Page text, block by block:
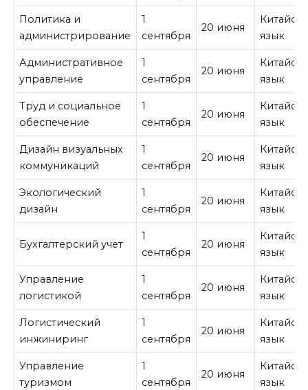
Политика и
администрирование
1
сентября
20 июня
язык
Административное
управление
1
сентября
20 июня
язык
Труд и социальное
обеспечение
1
сентября
20 июня
язык
Дизайн визуальных
коммуникаций
1
сентября
20 июня
язык
Экологический
дизайн
1
сентября
20 июня
язык
Бухгалтерский учет
1
сентября
20 июня
язык
Управление
логистикой
1
сентября
20 июня
язык
Логистический
инжиниринг
1
сентября
20 июня
язык
Управление
туризмом
1
сентября
20 июня
язык